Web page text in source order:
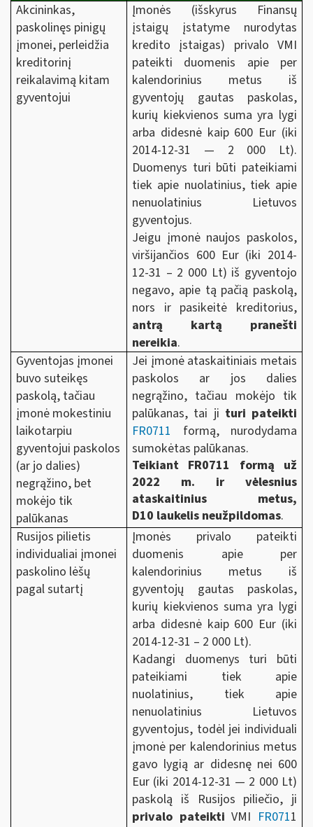
Akcininkas,
paskolinęs pinigų
įmonei, perleidžia
kreditorinį
reikalavimą kitam
gyventojui
Įmonės (išskyrus Finansų
įstaigų įstatyme nurodytas
kredito įstaigas) privalo VMI
pateikti duomenis apie per
kalendorinius metus iš
gyventojų gautas paskolas,
kurių kiekvienos suma yra lygi
arba didesnė kaip 600 Eur (iki
2014-12-31 — 2 000 Lt).
Duomenys turi būti pateikiami
tiek apie nuolatinius, tiek apie
nenuolatinius Lietuvos
gyventojus.
Jeigu įmonė naujos paskolos,
viršijančios 600 Eur (iki 2014-
12-31 – 2 000 Lt) iš gyventojo
negavo, apie tą pačią paskolą,
nors ir pasikeitė kreditorius,
antrą kartą pranešti
nereikia.
Gyventojas įmonei
buvo suteikęs
paskolą, tačiau
įmonė mokestiniu
laikotarpiu
gyventojui paskolos
(ar jo dalies)
negrąžino, bet
mokėjo tik
palūkanas
Jei įmonė ataskaitiniais metais
paskolos ar jos dalies
negrąžino, tačiau mokėjo tik
palūkanas, tai ji turi pateikti
FR0711 formą, nurodydama
sumokėtas palūkanas.
Teikiant FR0711 formą už
2022 m. ir vėlesnius
ataskaitinius metus,
D10 laukelis neužpildomas.
Rusijos pilietis
individualiai įmonei
paskolino lėšų
pagal sutartį
Įmonės privalo pateikti
duomenis apie per
kalendorinius metus iš
gyventojų gautas paskolas,
kurių kiekvienos suma yra lygi
arba didesnė kaip 600 Eur (iki
2014-12-31 – 2 000 Lt).
Kadangi duomenys turi būti
pateikiami tiek apie
nuolatinius, tiek apie
nenuolatinius Lietuvos
gyventojus, todėl jei individuali
įmonė per kalendorinius metus
gavo lygią ar didesnę nei 600
Eur (iki 2014-12-31 — 2 000 Lt)
paskolą iš Rusijos piliečio, ji
privalo pateikti VMI FR0711